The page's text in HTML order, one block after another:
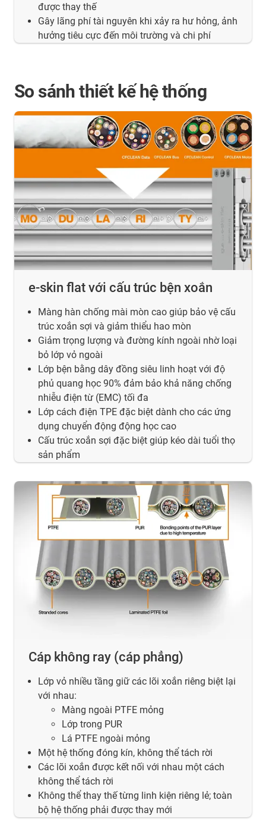
được thay thế
Gây lãng phí tài nguyên khi xảy ra hư hỏng, ảnh
hưởng tiêu cực đến môi trường và chi phí
So sánh thiết kế hệ thống
e-skin flat với cấu trúc bện xoắn
Màng hàn chống mài mòn cao giúp bảo vệ cấu
trúc xoắn sợi và giảm thiểu hao mòn
Giảm trọng lượng và đường kính ngoài nhờ loại
bỏ lớp vỏ ngoài
Lớp bện bằng dây đồng siêu linh hoạt với độ
phủ quang học 90% đảm bảo khả năng chống
nhiễu điện từ (EMC) tối đa
Lớp cách điện TPE đặc biệt dành cho các ứng
dụng chuyển động động học cao
Cấu trúc xoắn sợi đặc biệt giúp kéo dài tuổi thọ
sản phẩm
Cáp không ray (cáp phẳng)
Lớp vỏ nhiều tầng giữ các lõi xoắn riêng biệt lại
với nhau:
Màng ngoài PTFE mỏng
Lớp trong PUR
Lá PTFE ngoài mỏng
Một hệ thống đóng kín, không thể tách rời
Các lõi xoắn được kết nối với nhau một cách
không thể tách rời
Không thể thay thế từng linh kiện riêng lẻ; toàn
bộ hệ thống phải được thay mới